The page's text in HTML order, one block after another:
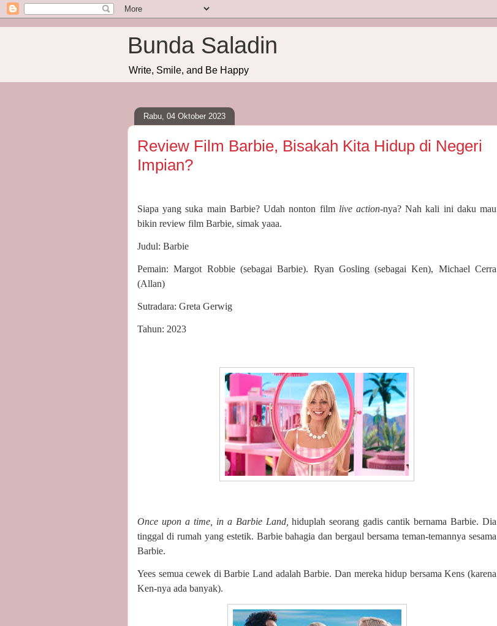
Bunda Saladin
Write, Smile, and Be Happy
Rabu, 04 Oktober 2023
Review Film Barbie, Bisakah Kita Hidup di Negeri
Impian?
Siapa yang suka main Barbie? Udah nonton film live action-nya? Nah kali ini daku mau
bikin review film Barbie, simak yaaa.
Judul: Barbie
Pemain: Margot Robbie (sebagai Barbie). Ryan Gosling (sebagai Ken), Michael Cerra
(Allan)
Sutradara: Greta Gerwig
Tahun: 2023
Once upon a time, in a Barbie Land,hiduplah seorang gadis cantik bernama Barbie. Dia
tinggal di rumah yang estetik. Barbie bahagia dan bergaul bersama teman-temannya sesama
Barbie.
Yees semua cewek di Barbie Land adalah Barbie. Dan mereka hidup bersama Kens (karena
Ken-nya ada banyak).